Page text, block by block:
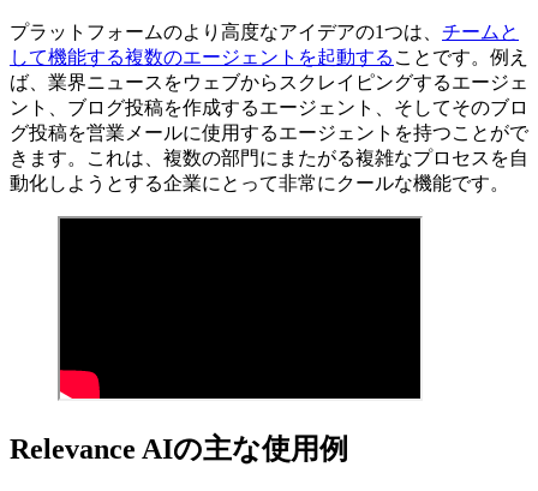
プラットフォームのより高度なアイデアの1つは、 チームと
して機能する複数のエージェントを起動する ことです。例え
ば、業界ニュースをウェブからスクレイピングするエージェ
ント、ブログ投稿を作成するエージェント、そしてそのブロ
グ投稿を営業メールに使用するエージェントを持つことがで
きます。これは、複数の部門にまたがる複雑なプロセスを自
動化しようとする企業にとって非常にクールな機能です。
Relevance AIの主な使用例